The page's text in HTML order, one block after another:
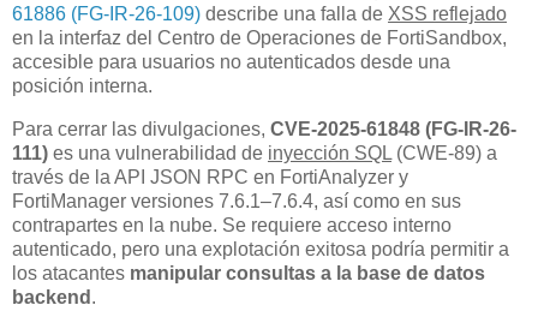
61886 (FG-IR-26-109) describe una falla de XSS reflejado
en la interfaz del Centro de Operaciones de FortiSandbox,
accesible para usuarios no autenticados desde una
posición interna.
Para cerrar las divulgaciones, CVE-2025-61848 (FG-IR-26-
111) es una vulnerabilidad de inyección SQL (CWE-89) a
través de la API JSON RPC en FortiAnalyzer y
FortiManager versiones 7.6.1–7.6.4, así como en sus
contrapartes en la nube. Se requiere acceso interno
autenticado, pero una explotación exitosa podría permitir a
los atacantes manipular consultas a la base de datos
backend .